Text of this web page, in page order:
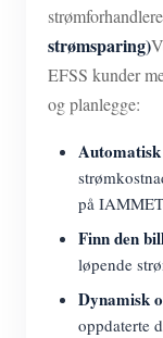
strømsparing)
EFSS kunder
og planlegge:
på
Finn den
løpende
Dynamisk
oppdaterte